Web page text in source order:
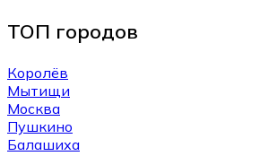
ТОП городов
Королёв
Мытищи
Москва
Пушкино
Балашиха